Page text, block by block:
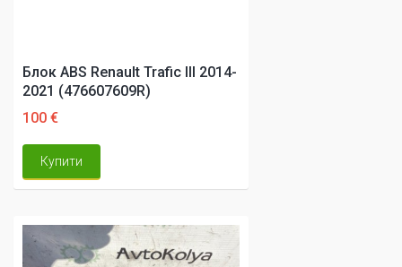
Блок ABS Renault Trafic III 2014-
2021 (476607609R)
100 €
Купити